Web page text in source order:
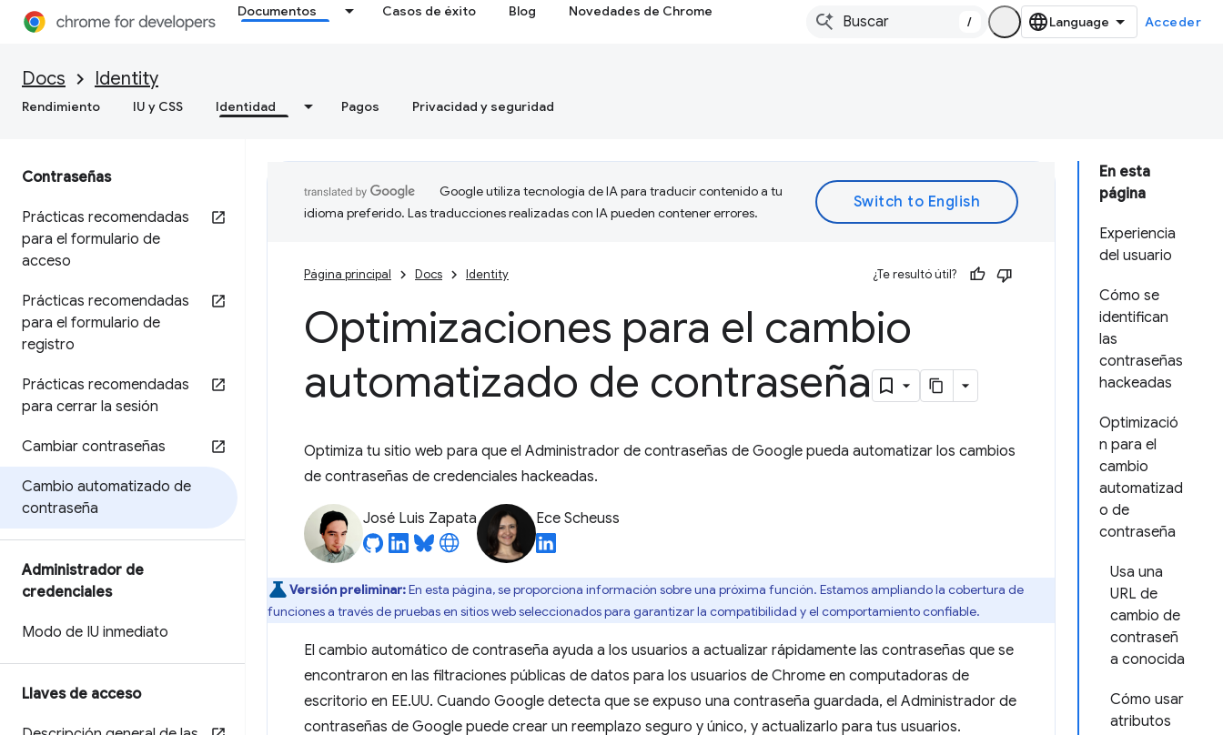
Documentos Casos de éxito Blog Novedades de Chrome
/ Acceder
Docs Identity
Rendimiento IU y CSS Identidad Pagos Privacidad y seguridad
Contraseñas
Prácticas recomendadas
para el formulario de
acceso
Prácticas recomendadas
para el formulario de
registro
Prácticas recomendadas
para cerrar la sesión
Cambiar contraseñas
Cambio automatizado de
contraseña
Administrador de
credenciales
Modo de IU inmediato
Llaves de acceso
En esta
página
Experiencia
del usuario
Cómo se
identifican
las
contraseñas
hackeadas
Optimizació
n para el
cambio
automatizad
o de
contraseña
Usa una
URL de
cambio de
contraseñ
a conocida
Cómo usar
atributos
Google utiliza tecnología de IA para traducir contenido a tu
idioma preferido. Las traducciones realizadas con IA pueden contener errores.
Página principal Docs Identity ¿Te resultó útil?
Optimizaciones para el cambio
automatizado de contraseña
Optimiza tu sitio web para que el Administrador de contraseñas de Google pueda automatizar los cambios
de contraseñas de credenciales hackeadas.
José Luis Zapata Ece Scheuss
Versión preliminar:En esta página, se proporciona información sobre una próxima función. Estamos ampliando la cobertura de
funciones a través de pruebas en sitios web seleccionados para garantizar la compatibilidad y el comportamiento confiable.
El cambio automático de contraseña ayuda a los usuarios a actualizar rápidamente las contraseñas que se
encontraron en las filtraciones públicas de datos para los usuarios de Chrome en computadoras de
escritorio en EE.UU. Cuando Google detecta que se expuso una contraseña guardada, el Administrador de
contraseñas de Google puede crear un reemplazo seguro y único, y actualizarlo para tus usuarios.